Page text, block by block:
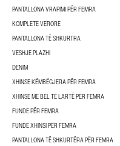
PANTALLONA VRAPIMI PËR FEMRA
KOMPLETE VERORE
PANTALLONA TË SHKURTRA
VESHJE PLAZHI
DENIM
XHINSE KËMBËGJERA PËR FEMRA
XHINSE ME BEL TË LARTË PËR FEMRA
FUNDE PËR FEMRA
FUNDE XHINSI PËR FEMRA
PANTALLONA TË SHKURTËRA PËR FEMRA